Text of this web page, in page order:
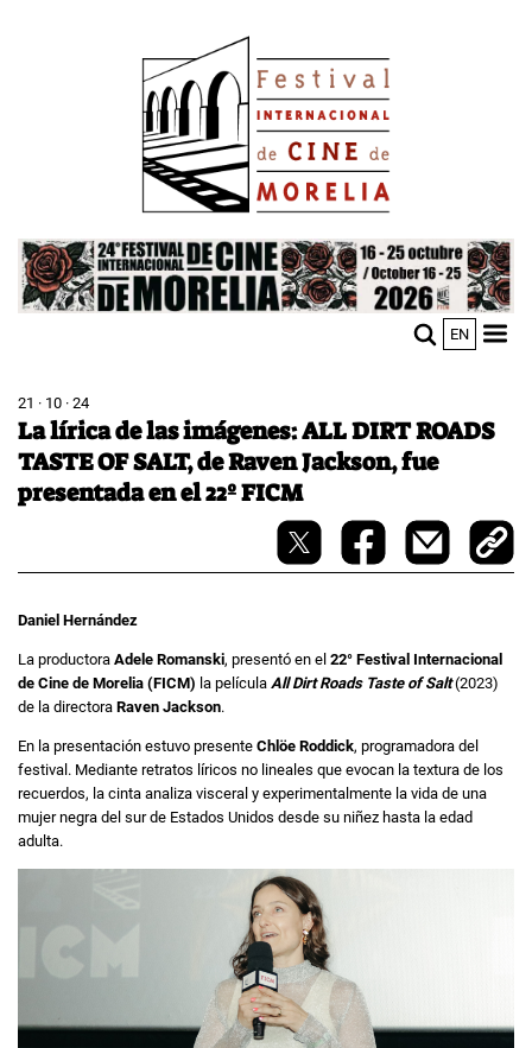
Image
EN
21 · 10 · 24
La lírica de las imágenes: ALL DIRT ROADS
TASTE OF SALT, de Raven Jackson, fue
presentada en el 22º FICM
Daniel Hernández
La productora Adele Romanski, presentó en el 22° Festival Internacional
de Cine de Morelia (FICM) la película All Dirt Roads Taste of Salt(2023)
de la directora Raven Jackson.
En la presentación estuvo presente Chlöe Roddick, programadora del
festival. Mediante retratos líricos no lineales que evocan la textura de los
recuerdos, la cinta analiza visceral y experimentalmente la vida de una
mujer negra del sur de Estados Unidos desde su niñez hasta la edad
adulta.